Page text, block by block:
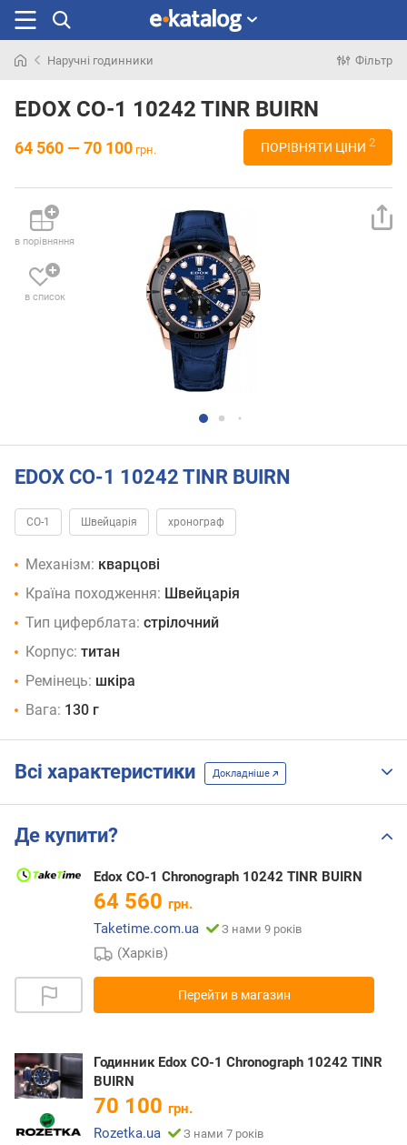
раніше
Наручні годинники Фільтр
EDOX CO-1 10242 TINR BUIRN
64 560 — 70 100 грн. ПОРІВНЯТИ ЦІНИ 2
в порівняння
в список
EDOX CO-1 10242 TINR BUIRN
CO-1 Швейцарія хронограф
Механізм: кварцові
Країна походження: Швейцарія
Тип циферблата: стрілочний
Корпус: титан
Ремінець: шкіра
Вага: 130 г
Всі характеристики Докладніше
Де купити?
Edox CO-1 Chronograph 10242 TINR BUIRN
64 560 грн.
Taketime.com.ua
З нами 9 років
(Харків)
Перейти в магазин
Годинник Edox CO-1 Chronograph 10242 TINR
BUIRN
70 100 грн.
Rozetka.ua
З нами 7 років